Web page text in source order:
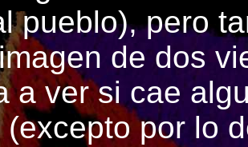
pueblo), pero
de dos
a ver si cae
(excepto por lo